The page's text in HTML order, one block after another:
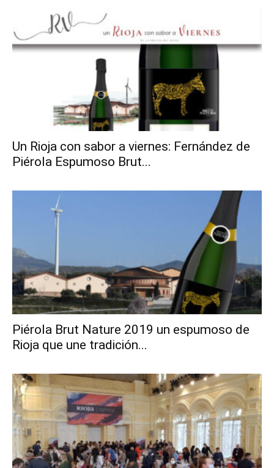
Un Rioja con sabor a viernes: Fernández de
Piérola Espumoso Brut...
Piérola Brut Nature 2019 un espumoso de
Rioja que une tradición...